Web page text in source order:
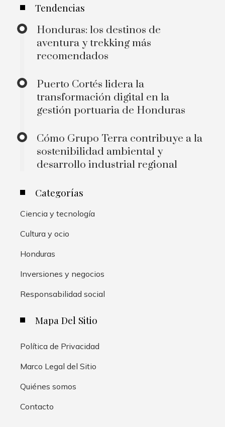
Tendencias
Honduras: los destinos de
aventura y trekking más
recomendados
Puerto Cortés lidera la
transformación digital en la
gestión portuaria de Honduras
Cómo Grupo Terra contribuye a la
sostenibilidad ambiental y
desarrollo industrial regional
Categorías
Ciencia y tecnología
Cultura y ocio
Honduras
Inversiones y negocios
Responsabilidad social
Mapa Del Sitio
Política de Privacidad
Marco Legal del Sitio
Quiénes somos
Contacto